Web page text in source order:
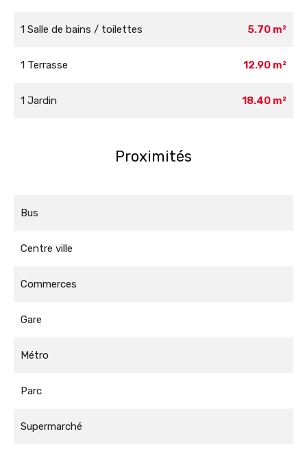
1 Salle de bains / toilettes 5.70 m²
1 Terrasse 12.90 m²
1 Jardin 18.40 m²
Proximités
Bus
Centre ville
Commerces
Gare
Métro
Parc
Supermarché